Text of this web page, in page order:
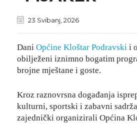
23 Svibanj, 2026
Dani Općine Kloštar Podravski i
obilježeni iznimno bogatim
brojne mještane i goste.
Kroz raznovrsna događanja
kulturni, sportski i zabavni
zajednički organizirali Općina